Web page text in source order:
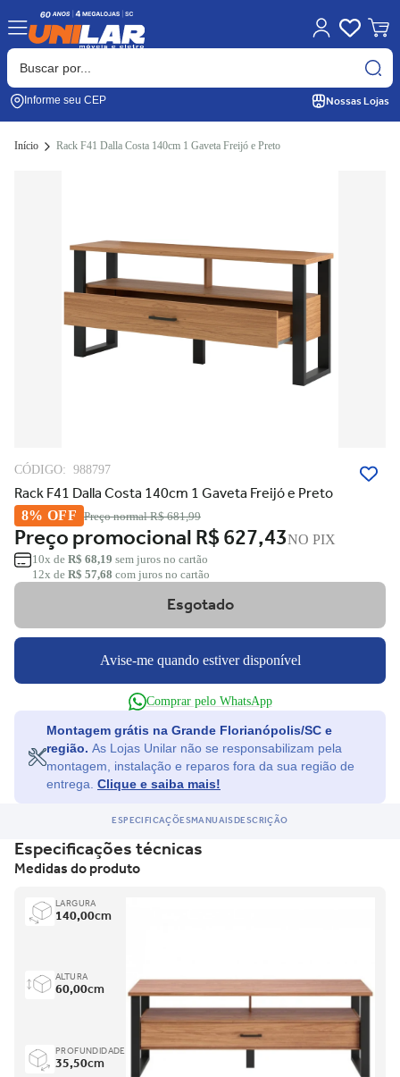
Informe seu CEP Nossas Lojas
Início Rack F41 Dalla Costa 140cm 1 Gaveta Freijó e Preto
CÓDIGO: 988797
Rack F41 Dalla Costa 140cm 1 Gaveta Freijó e Preto
8% OFF Preço normalR$ 681,99
Preço promocionalR$ 627,43NO PIX
10x de R$ 68,19 sem juros no cartão
12x de R$ 57,68 com juros no cartão
Esgotado
Avise-me quando estiver disponível
Comprar pelo WhatsApp
Montagem grátis na Grande Florianópolis/SC e
região.
montagem, instalação e reparos fora da sua região de
entrega. Clique e saiba mais!
ESPECIFICAÇÕESMANUAISDESCRIÇÃO
Especificações técnicas
Medidas do produto
LARGURA
140,00cm
ALTURA
60,00cm
PROFUNDIDADE
35,50cm